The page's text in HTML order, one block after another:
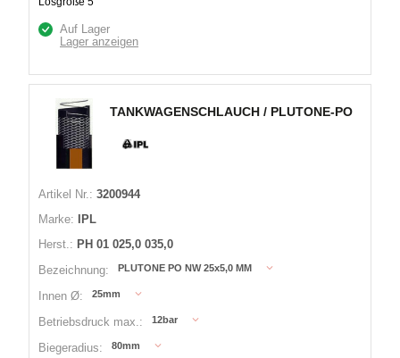
Auf Lager
Lager anzeigen
TANKWAGENSCHLAUCH / PLUTONE-PO
Artikel Nr.: 3200944
Marke:
IPL
Herst.: PH 01 025,0 035,0
Bezeichnung:
PLUTONE PO NW 25x5,0 MM
Innen Ø: 25mm
Betriebsdruck max.: 12bar
Biegeradius: 80mm